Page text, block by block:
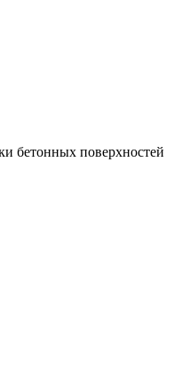
бетонных поверхностей